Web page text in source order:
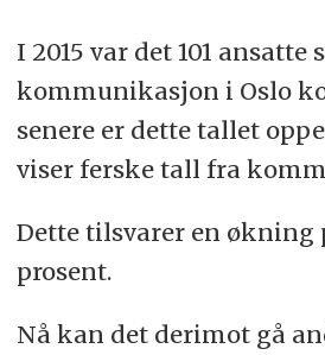
I 2015 var det 101
kommunikasjon i Oslo
senere er dette tallet oppe
viser ferske tall fra
Dette tilsvarer en økning
prosent.
Nå kan det derimot gå